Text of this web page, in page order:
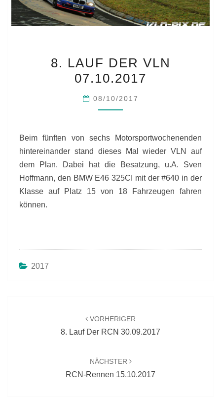
LAUF
DER
8. LAUF DER VLN
07.10.2017
08/10/2017
Beim fünften von sechs Motorsportwochenenden
hintereinander stand dieses Mal wieder VLN auf
dem Plan. Dabei hat die Besatzung, u.A. Sven
Hoffmann, den BMW E46 325CI mit der #640 in der
Klasse auf Platz 15 von 18 Fahrzeugen fahren
können.
2017
VORHERIGER
8. Lauf Der RCN 30.09.2017
NÄCHSTER
RCN-Rennen 15.10.2017